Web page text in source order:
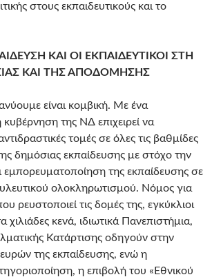
στους εκπαιδευτικούς και το
ΚΑΙ ΟΙ ΕΚΠΑΙΔΕΥΤΙΚΟΙ ΣΤΗ
ΚΑΙ ΤΗΣ ΑΠΟΔΟΜΗΣΗΣ
είναι κομβική. Με ένα
κυβέρνηση της ΝΔ επιχειρεί να
τομές σε όλες τις βαθμίδες
δημόσιας εκπαίδευσης με στόχο την
εμπορευματοποίηση της εκπαίδευσης σε
ολοκληρωτισμού. Νόμος για
ρευστοποιεί τις δομές της, εγκύκλιοι
χιλιάδες κενά, ιδιωτικά Πανεπιστήμια,
Κατάρτισης οδηγούν στην
της εκπαίδευσης, ενώ η
η επιβολή του «Εθνικού